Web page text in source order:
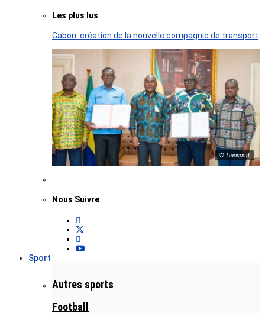
Les plus lus
Gabon: création de la nouvelle compagnie de transport
© Transport
Nous Suivre
Sport
Autres sports
Football